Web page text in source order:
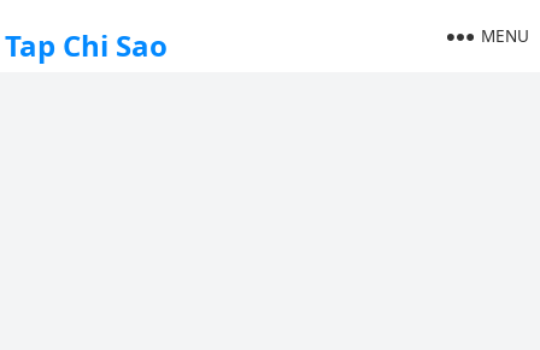
Tap Chi Sao MENU